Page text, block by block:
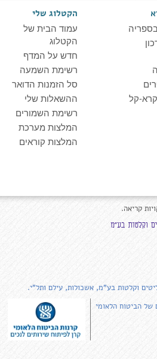
קל
הקטלוג שלי
עמוד הבית של
הקטלוג
חדש על המדף
רשימת השמעה
סל הזמנות הדואר
ההשאלות שלי
רשימת השמורים
המלצות מערכת
המלצות קוראים
קריאה.
וקלטות בע"מ, אשכולות, עילם ותל"י.
של הביטוח הלאומי